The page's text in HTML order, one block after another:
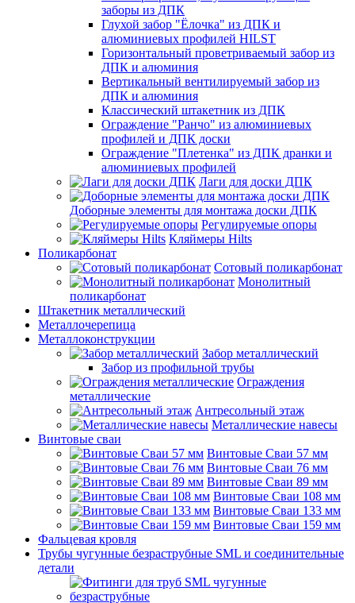
заборы из ДПК
Глухой забор "Ёлочка" из ДПК и
алюминиевых профилей HILST
Горизонтальный проветриваемый забор из
ДПК и алюминия
Вертикальный вентилируемый забор из
ДПК и алюминия
Классический штакетник из ДПК
Ограждение "Ранчо" из алюминиевых
профилей и ДПК доски
Ограждение "Плетенка" из ДПК дранки и
алюминиевых профилей
Лаги для доски ДПК
Доборные элементы для монтажа доски ДПК
Регулируемые опоры
Кляймеры Hilts
Поликарбонат
Сотовый поликарбонат
Монолитный
поликарбонат
Штакетник металлический
Металлочерепица
Металлоконструкции
Забор металлический
Забор из профильной трубы
Ограждения
металлические
Антресольный этаж
Металлические навесы
Винтовые сваи
Винтовые Сваи 57 мм
Винтовые Сваи 76 мм
Винтовые Сваи 89 мм
Винтовые Сваи 108 мм
Винтовые Сваи 133 мм
Винтовые Сваи 159 мм
Фальцевая кровля
Трубы чугунные безраструбные SML и соединительные
детали